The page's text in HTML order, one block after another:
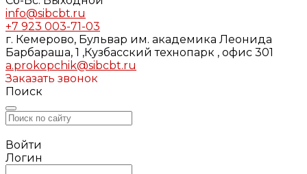
info@sibcbt.ru
+7 923 003-71-03
г. Кемерово, Бульвар им. академика Леонида
Барбараша, 1 ,Кузбасский технопарк , офис 301
a.prokopchik@sibcbt.ru
Заказать звонок
Поиск
Войти
Логин